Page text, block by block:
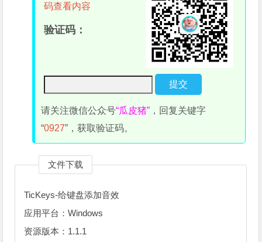
码查看内容
验证码：
请关注微信公众号“瓜皮猪” ，回复关键字
“0927”，获取验证码。
文件下载
TicKeys-给键盘添加音效
应用平台：Windows
资源版本：1.1.1